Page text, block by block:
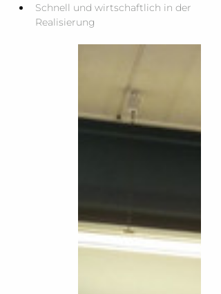
Schnell und wirtschaftlich in der
Realisierung